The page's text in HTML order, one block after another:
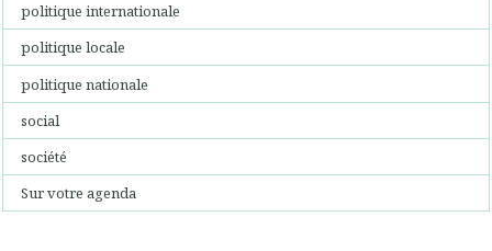
politique internationale
politique locale
politique nationale
social
société
Sur votre agenda